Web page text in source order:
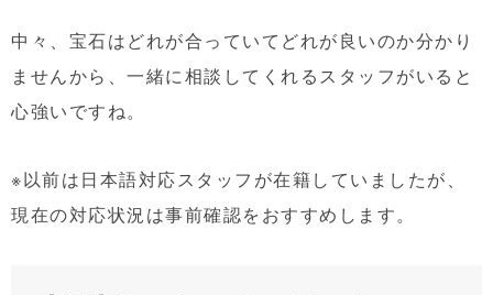
中々、宝石はどれが合っていてどれが良いのか分かり
ませんから、一緒に相談してくれるスタッフがいると
心強いですね。
※以前は日本語対応スタッフが在籍していましたが、
現在の対応状況は事前確認をおすすめします。